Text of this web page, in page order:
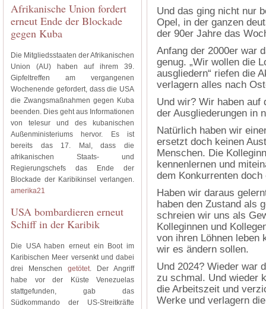
Afrikanische Union fordert
erneut Ende der Blockade
gegen Kuba
Die Mitgliedsstaaten der Afrikanischen
Union (AU) haben auf ihrem 39.
Gipfeltreffen am vergangenen
Wochenende gefordert, dass die USA
die Zwangsmaßnahmen gegen Kuba
beenden. Dies geht aus Informationen
von telesur und des kubanischen
Außenministeriums hervor. Es ist
bereits das 17. Mal, dass die
afrikanischen Staats- und
Regierungschefs das Ende der
Blockade der Karibikinsel verlangen.
amerika21
USA bombardieren erneut
Schiff in der Karibik
Die USA haben erneut ein Boot im
Karibischen Meer versenkt und dabei
drei Menschen getötet. Der Angriff
habe vor der Küste Venezuelas
stattgefunden, gab das
Südkommando der US-Streitkräfte
Und das ging nicht nur
Opel, in der ganzen
der 90er Jahre das
Anfang der 2000er war
genug. „Wir wollen die
ausgliedern“ riefen die
verlagern alles nach
Und wir? Wir haben auf
der Ausgliederungen in
Natürlich haben wir
ersetzt doch keinen
Menschen. Die
kennenlernen und
dem Konkurrenten
Haben wir daraus
haben den Zustand als
schreien wir uns als
Kolleginnen und
von ihren Löhnen leben
wir es ändern sollen.
Und 2024? Wieder war
zu schmal. Und wieder
die Arbeitszeit und
Werke und verlagern